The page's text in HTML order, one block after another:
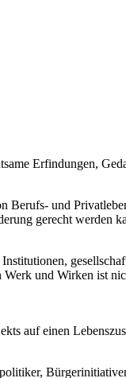
Erfindungen,
Berufs- und
gerecht werden
und Wirken ist
auf einen